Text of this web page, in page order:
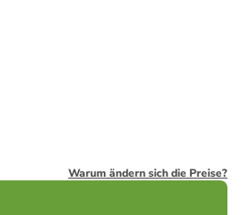
Warum ändern sich die Preise?